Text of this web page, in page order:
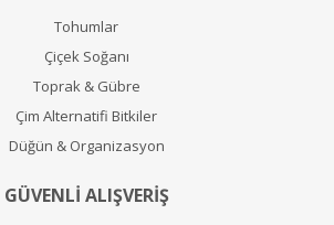
Tohumlar
Çiçek Soğanı
Toprak & Gübre
Çim Alternatifi Bitkiler
Düğün & Organizasyon
GÜVENLİ ALIŞVERİŞ